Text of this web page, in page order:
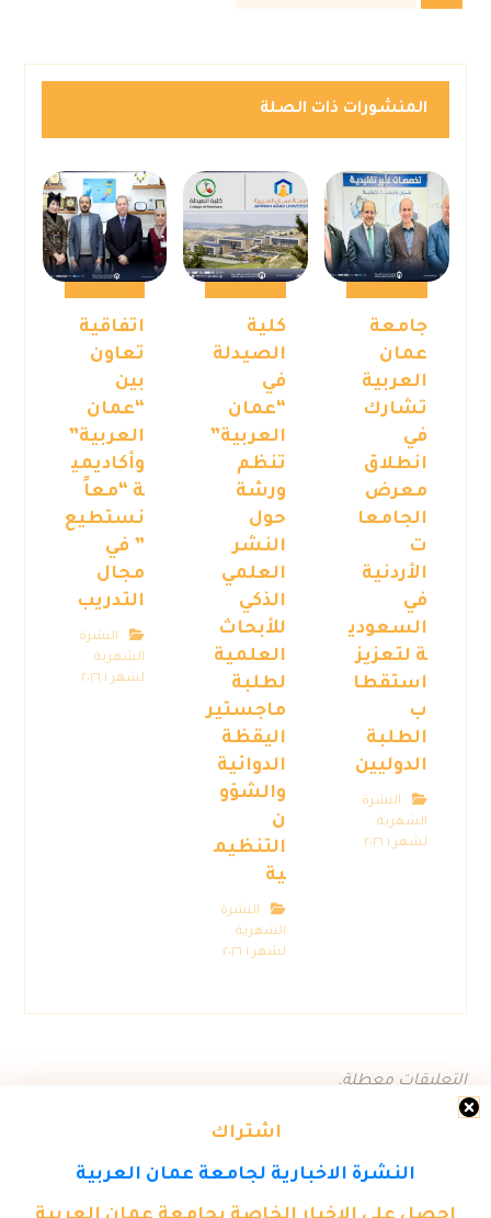
اشتراك
النشرة الاخبارية لجامعة عمان العربية
المنشورات ذات الصلة
جامعة
عمان
العربية
تشارك
في
انطلاق
معرض
الجامعا
ت
الأردنية
في
السعودي
ة لتعزيز
استقطا
ب
الطلبة
الدوليين
النشرة
الشهرية
لشهر ١ ٢٠٢٦
كلية
الصيدلة
في
“عمان
العربية”
تنظم
ورشة
حول
النشر
العلمي
الذكي
للأبحاث
العلمية
لطلبة
ماجستير
اليقظة
الدوائية
والشؤو
ن
التنظيم
ية
النشرة
الشهرية
لشهر ١ ٢٠٢٦
اتفاقية
تعاون
بين
“عمان
العربية”
وأكاديمي
ة “معاً
نستطيع
” في
مجال
التدريب
النشرة
الشهرية
لشهر ١ ٢٠٢٦
التعليقات معطلة.